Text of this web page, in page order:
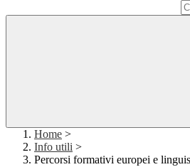
Home >
Info utili >
Percorsi formativi europei e